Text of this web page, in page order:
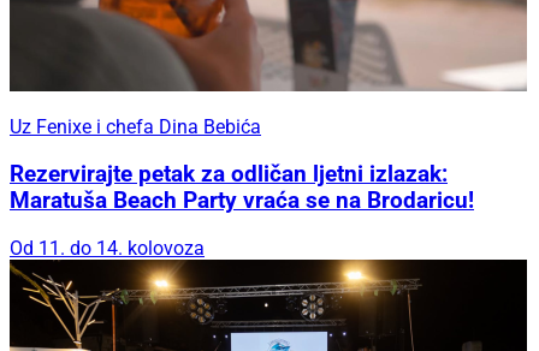
Uz Fenixe i chefa Dina Bebića
Rezervirajte petak za odličan ljetni izlazak:
Maratuša Beach Party vraća se na Brodaricu!
Od 11. do 14. kolovoza